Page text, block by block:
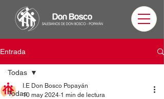
Entrada
Todas
Todas
I.E Don Bosco Popayán
10 may 2024 1 min de lectura